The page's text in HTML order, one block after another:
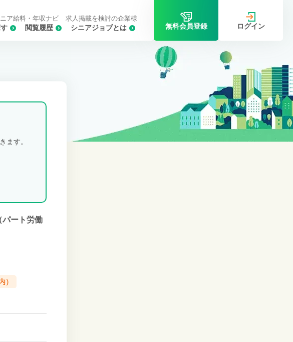
シニアジョブとは
閲覧履歴
ア給料・年収ナビ 求人掲載を検討の企業様
無料会員登録 ログイン
ます。
パート労働
）